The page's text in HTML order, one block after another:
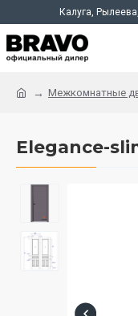
Калуга,
Межкомнатные
Elegance-